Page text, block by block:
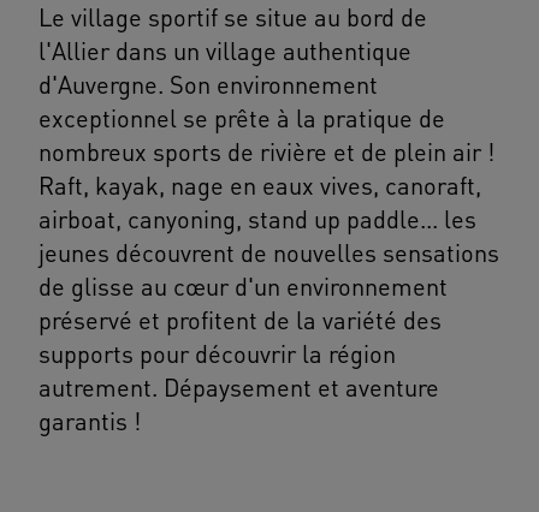
Le village sportif se situe au bord de
l'Allier dans un village authentique
d'Auvergne. Son environnement
exceptionnel se prête à la pratique de
nombreux sports de rivière et de plein air !
Raft, kayak, nage en eaux vives, canoraft,
airboat, canyoning, stand up paddle... les
jeunes découvrent de nouvelles sensations
de glisse au cœur d'un environnement
préservé et profitent de la variété des
supports pour découvrir la région
autrement. Dépaysement et aventure
garantis !